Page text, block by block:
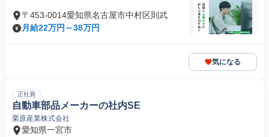
〒453-0014愛知県名古屋市中村区則武
月給22万円～38万円
気になる
正社員
自動車部品メーカーの社内SE
栗原産業株式会社
愛知県一宮市